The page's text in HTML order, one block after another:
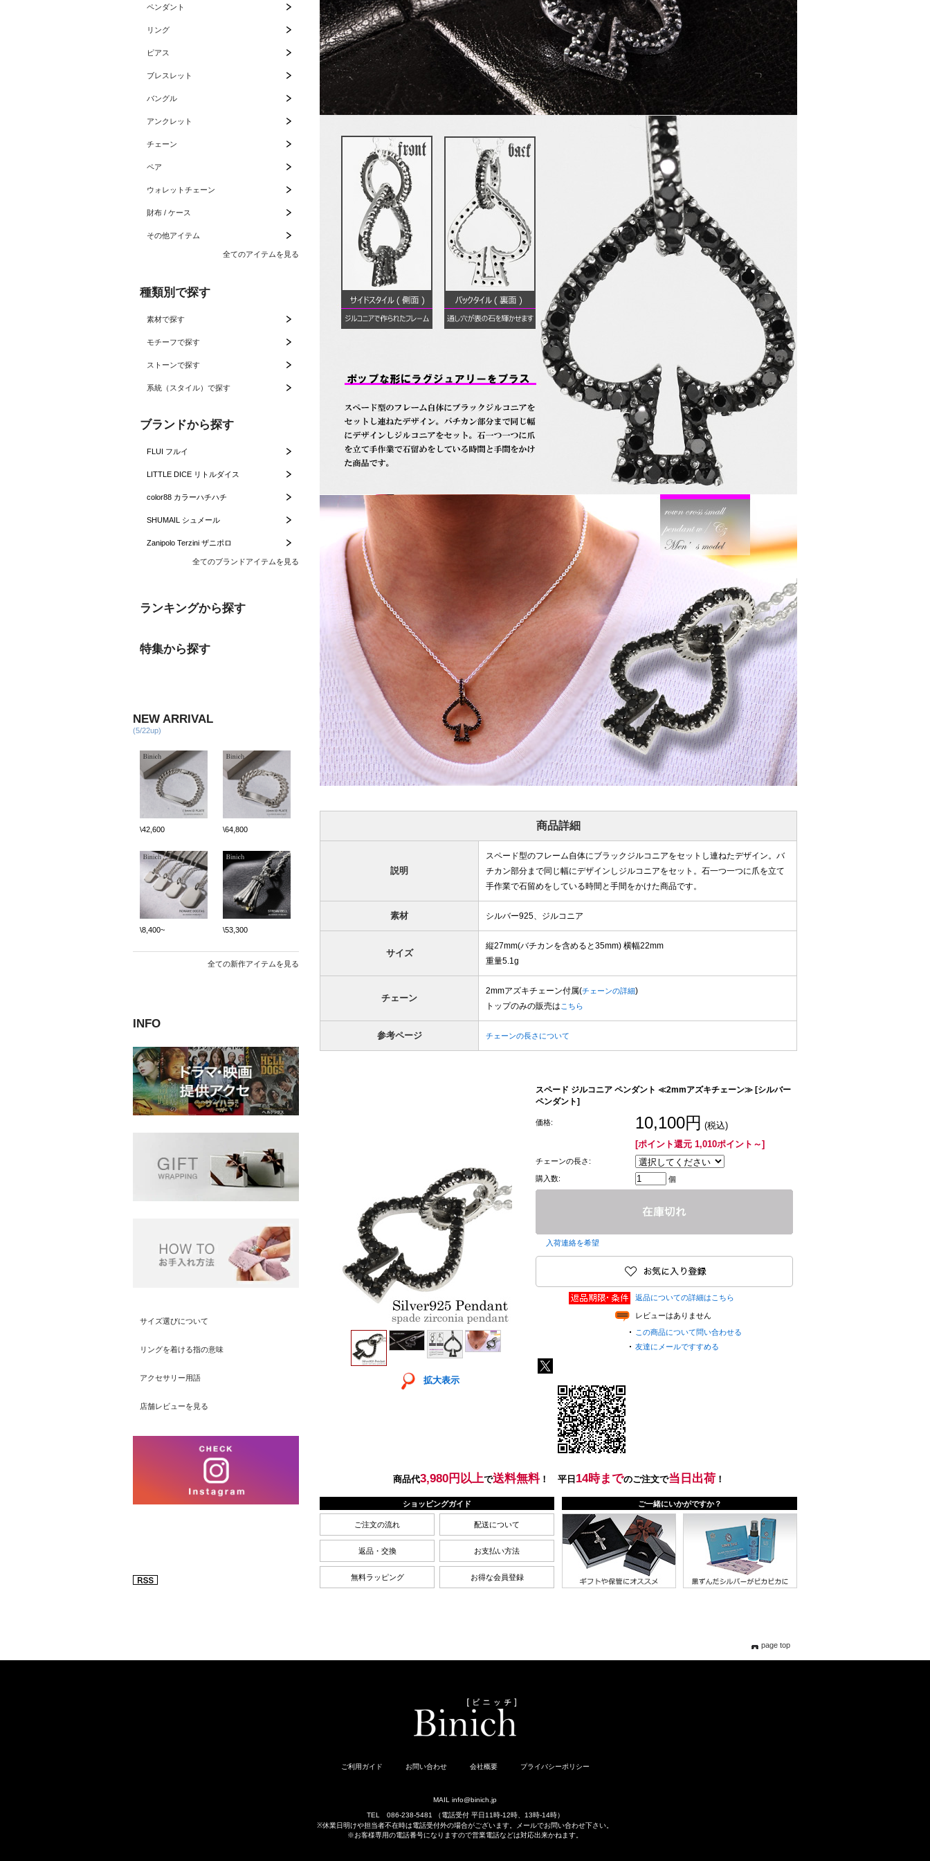
ペンダント
リング
ピアス
ブレスレット
バングル
アンクレット
チェーン
ペア
ウォレットチェーン
財布 / ケース
その他アイテム
全てのアイテムを見る
種類別で探す
素材で探す
モチーフで探す
ストーンで探す
系統（スタイル）で探す
ブランドから探す
FLUI フルイ
LITTLE DICE リトルダイス
color88 カラーハチハチ
SHUMAIL シュメール
Zanipolo Terzini ザニポロ
全てのブランドアイテムを見る
ランキングから探す
特集から探す
商品詳細
説明
スペード型のフレーム自体にブラックジルコニアをセットし連ねたデザイン。バ
チカン部分まで同じ幅にデザインしジルコニアをセット。石一つ一つに爪を立て
手作業で石留めをしている時間と手間をかけた商品です。
素材 シルバー925、ジルコニア
サイズ
縦27mm(バチカンを含めると35mm) 横幅22mm
重量5.1g
チェーン
2mmアズキチェーン付属(チェーンの詳細)
トップのみの販売は こちら
参考ページ チェーンの長さについて
拡大表示
スペード ジルコニア ペンダント ≪2mmアズキチェーン≫ [シルバー
ペンダント]
価格: 10,100円 (税込)
[ポイント還元 1,010ポイント～]
チェーンの長さ:
購入数: 個
入荷連絡を希望
返品についての詳細はこちら
レビューはありません
この商品について問い合わせる
友達にメールですすめる
page top